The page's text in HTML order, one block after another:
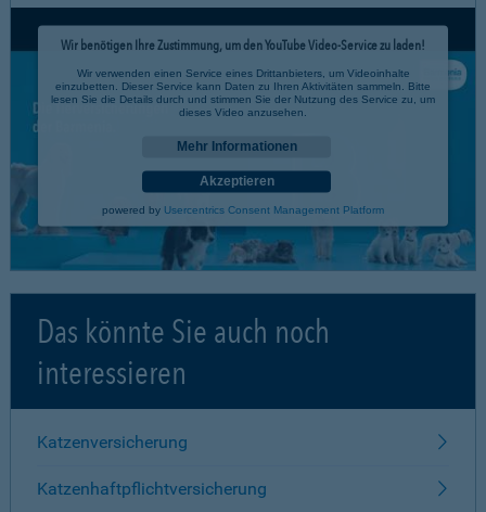
Wir benötigen Ihre Zustimmung, um den YouTube Video-Service zu laden!
Wir verwenden einen Service eines Drittanbieters, um Videoinhalte
einzubetten. Dieser Service kann Daten zu Ihren Aktivitäten sammeln. Bitte
lesen Sie die Details durch und stimmen Sie der Nutzung des Service zu, um
dieses Video anzusehen.
Mehr Informationen
Akzeptieren
powered by Usercentrics Consent Management Platform
Das könnte Sie auch noch
interessieren
Katzenversicherung
Katzenhaftpflichtversicherung